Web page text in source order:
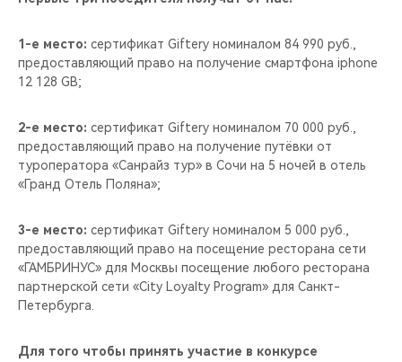
1-е место: сертификат Giftery номиналом 84 990 руб.,
предоставляющий право на получение смартфона iphone
12 128 GB;
2-е место: сертификат Giftery номиналом 70 000 руб.,
предоставляющий право на получение путёвки от
туроператора «Санрайз тур» в Сочи на 5 ночей в отель
«Гранд Отель Поляна»;
3-е место: сертификат Giftery номиналом 5 000 руб.,
предоставляющий право на посещение ресторана сети
«ГАМБРИНУС» для Москвы посещение любого ресторана
партнерской сети «City Loyalty Program» для Санкт-
Петербурга.
Для того чтобы принять участие в конкурсе